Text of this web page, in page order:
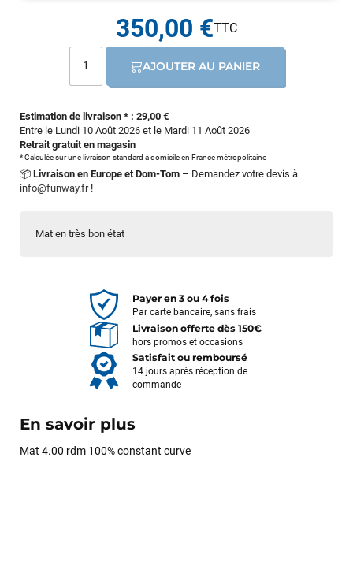
Mat en très bon état
Estimation de livraison * : 29,00 €
Entre le Lundi 10 Août 2026 et le Mardi 11 Août 2026
Retrait gratuit en magasin
* Calculée sur une livraison standard à domicile en France métropolitaine
📦 Livraison en Europe et Dom-Tom – Demandez votre devis à
info@funway.fr!
350,00 €
AJOUTER AU PANIER
Payer en 3 ou 4 fois
Par carte bancaire, sans frais
Livraison offerte dès 150€
hors promos et occasions
Satisfait ou remboursé
14 jours après réception de
commande
En savoir plus
Mat 4.00 rdm 100% constant curve